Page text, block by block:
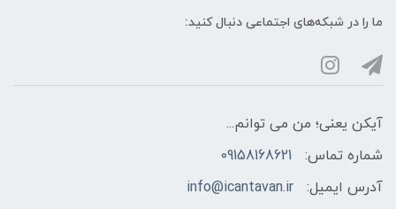
ما را در شبکه‌های اجتماعی دنبال کنید:
آیکن یعنی؛ من می توانم...
شماره تماس:
09158168621
آدرس ایمیل:
info@icantavan.ir